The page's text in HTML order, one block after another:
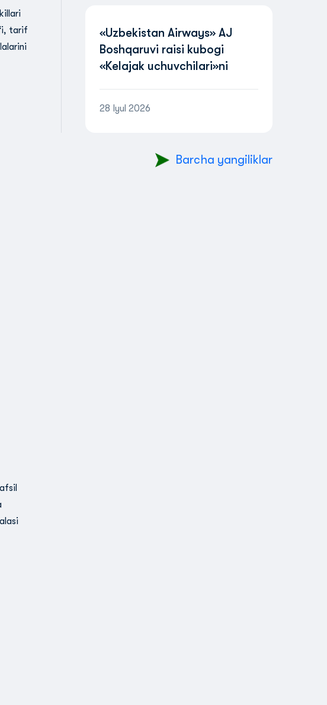
tarif
«Uzbekistan Airways» AJ
Boshqaruvi raisi kubogi
«Kelajak uchuvchilari»ni
28 Iyul 2026
Barcha yangiliklar